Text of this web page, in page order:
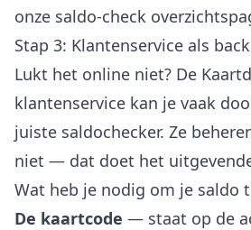
onze saldo-check
Stap 3: Klantenservice als
Lukt het online niet? De
klantenservice kan je vaak
juiste saldochecker. Ze
niet — dat doet het
Wat heb je nodig om je saldo
De kaartcode — staat op de